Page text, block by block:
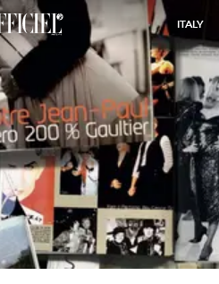
ITALY